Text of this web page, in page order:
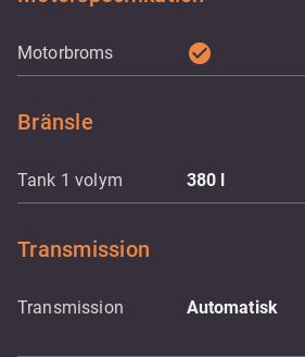
Motorbroms check_circle
Bränsle
Tank 1 volym 380 l
Transmission
Transmission Automatisk